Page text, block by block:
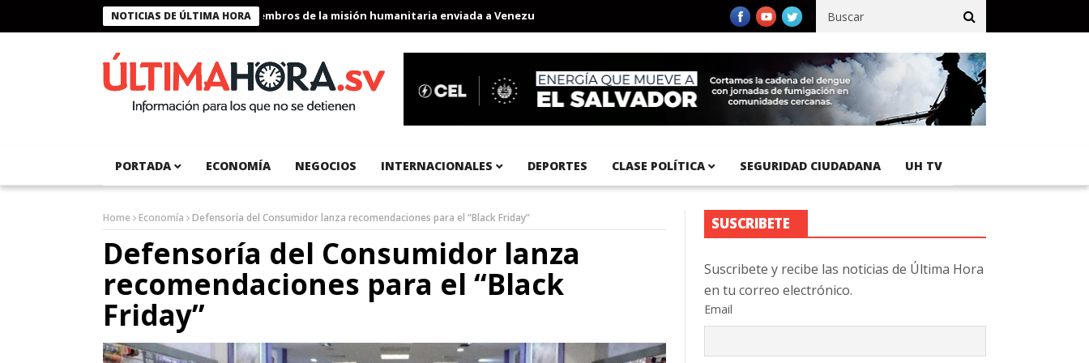
NOTICIAS DE ÚLTIMA HORA
Presidente Bukele condecora a miembros de la misión humanitaria enviada a Venezuela Aeropuerto Internacional del Pacífico registra 92 % de avance en obras de terracería
PORTADA ECONOMÍA NEGOCIOS INTERNACIONALES DEPORTES CLASE POLÍTICA SEGURIDAD CIUDADANA UH TV
Home Economía Defensoría del Consumidor lanza recomendaciones para el “Black Friday”
Defensoría del Consumidor lanza
recomendaciones para el “Black
Friday”
SUSCRIBETE
Suscribete y recibe las noticias de Última Hora
en tu correo electrónico.
Email